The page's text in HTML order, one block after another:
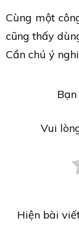
Cùng một
cũng thấy
Cần chú ý
Vui
Hiện bài